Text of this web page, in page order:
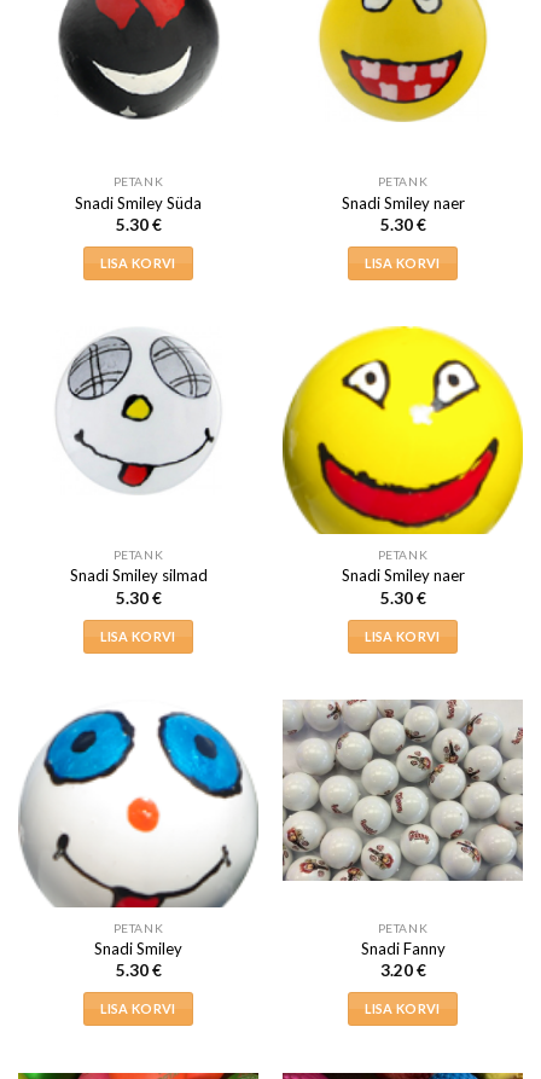
varianti.
Valikuid
saab
teha
tootelehel.
PETANK
Snadi Smiley Süda
5.30€
LISA KORVI
PETANK
Snadi Smiley naer
5.30€
LISA KORVI
PETANK
Snadi Smiley silmad
5.30€
LISA KORVI
PETANK
Snadi Smiley naer
5.30€
LISA KORVI
PETANK
Snadi Smiley
5.30€
LISA KORVI
PETANK
Snadi Fanny
3.20€
LISA KORVI